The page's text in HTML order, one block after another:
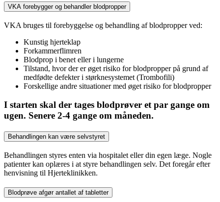
VKA forebygger og behandler blodpropper
VKA bruges til forebyggelse og behandling af blodpropper ved:
Kunstig hjerteklap
Forkammerflimren
Blodprop i benet eller i lungerne
Tilstand, hvor der er øget risiko for blodpropper på grund af
medfødte defekter i størknesystemet (Trombofili)
Forskellige andre situationer med øget risiko for blodpropper
I starten skal der tages blodprøver et par gange om
ugen. Senere 2-4 gange om måneden.
Behandlingen kan være selvstyret
Behandlingen styres enten via hospitalet eller din egen læge. Nogle
patienter kan oplæres i at styre behand­lin­gen selv. Det foregår efter
henvis­ning til Hjerteklinikken.
Blodprøve afgør antallet af tabletter